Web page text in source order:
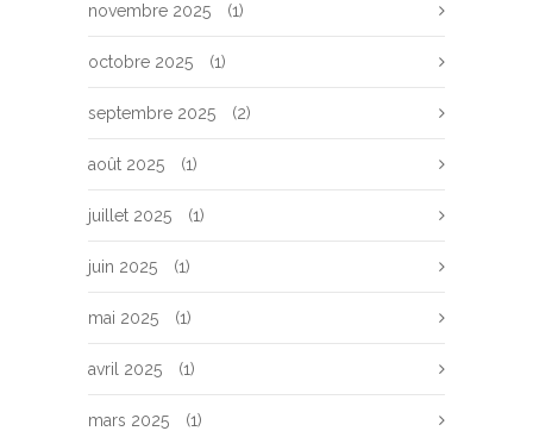
novembre 2025 (1)
octobre 2025 (1)
septembre 2025 (2)
août 2025 (1)
juillet 2025 (1)
juin 2025 (1)
mai 2025 (1)
avril 2025 (1)
mars 2025 (1)